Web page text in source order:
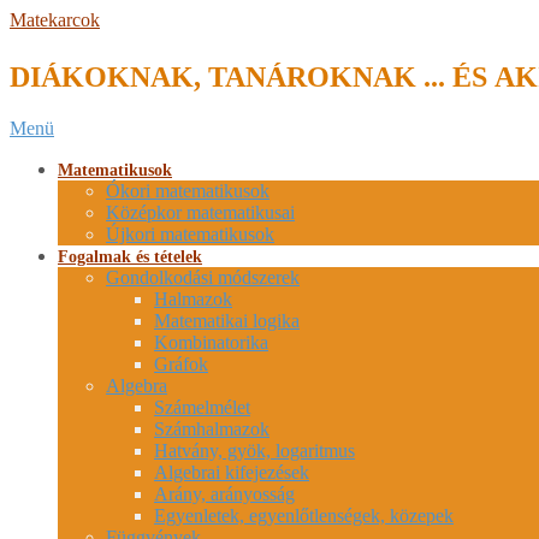
Skip
content
Matekarcok
DIÁKOKNAK, TANÁROKNAK ... ÉS
Secondary
Menu
Menü
Matematikusok
Ókori matematikusok
Középkor matematikusai
Újkori matematikusok
Fogalmak és tételek
Gondolkodási módszerek
Halmazok
Matematikai logika
Kombinatorika
Gráfok
Algebra
Számelmélet
Számhalmazok
Hatvány, gyök, logaritmus
Algebrai kifejezések
Arány, arányosság
Egyenletek, egyenlőtlenségek, közepek